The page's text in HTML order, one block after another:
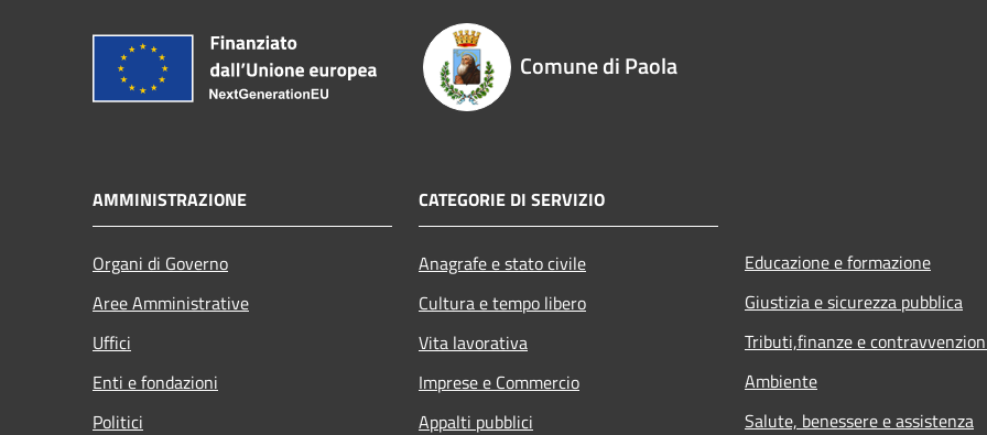
Comune di Paola
AMMINISTRAZIONE
Organi di Governo
Aree Amministrative
Uffici
Enti e fondazioni
Politici
CATEGORIE DI SERVIZIO
Anagrafe e stato civile
Cultura e tempo libero
Vita lavorativa
Imprese e Commercio
Appalti pubblici
Educazione e formazione
Giustizia e sicurezza pubblica
Tributi,finanze e
Ambiente
Salute, benessere e assistenza